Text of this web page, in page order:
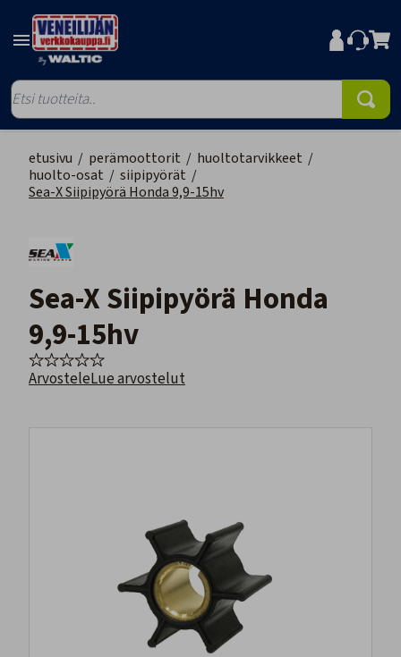
etusivu / perämoottorit / huoltotarvikkeet /
huolto-osat / siipipyörät /
Sea-X Siipipyörä Honda 9,9-15hv
Sea-X Siipipyörä Honda
9,9-15hv
ArvosteleLue arvostelut